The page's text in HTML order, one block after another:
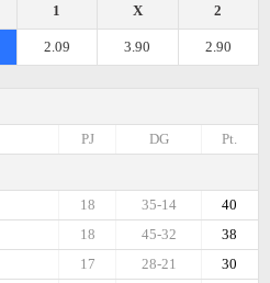
2
X
1
2.90
3.90
2.09
Pt.
DG
PJ
40
35-14
18
38
45-32
18
30
28-21
17